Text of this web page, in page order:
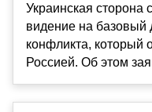
Украинская
видение на базовый
конфликта,
Россией. Об этом